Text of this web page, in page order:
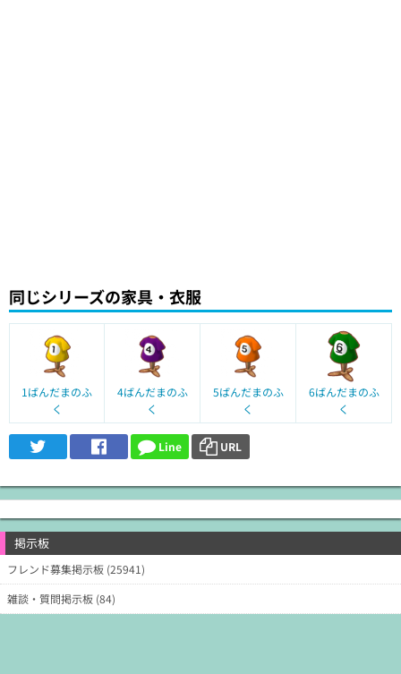
同じシリーズの家具・衣服
1ばんだまのふ
く
4ばんだまのふ
く
5ばんだまのふ
く
6ばんだまのふ
く
Line URL
掲示板
フレンド募集掲示板 (25941)
雑談・質問掲示板 (84)